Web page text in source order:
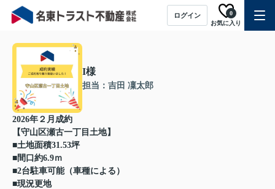
ログイン
お気に入り
0
I様
担当：吉田 凜太郎
2026年２月成約
【守山区瀬古一丁目土地】
■土地面積31.53坪
■間口約6.9ｍ
■2台駐車可能（車種による）
■現況更地